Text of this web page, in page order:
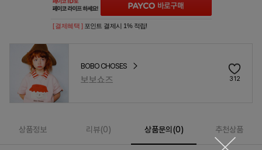
[ 결제혜택 ] 포인트 결제시 1% 적립!
BOBO CHOSES
보보쇼즈 312
상품정보 리뷰(0) 상품문의(0) 추천상품